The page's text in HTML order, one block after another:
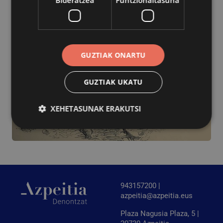
943157200 |
azpeitia@azpeitia.eus
Plaza Nagusia Plaza, 5 |
GUZTIAK ONARTU
GUZTIAK UKATU
XEHETASUNAK ERAKUTSI
Behar-beharrezkoak diren cookiek webgunearen
oinarrizko funtzionalitateak ahalbidetzen dituzte,
esate baterako erabiltzaileen saioa hastea eta
kontuen kudeaketa. Webgunea ezin da behar bezala
erabili guztiz beharrezkoak diren cookierik gabe.